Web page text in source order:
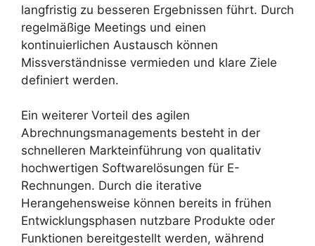
langfristig zu besseren Ergebnissen führt. Durch
regelmäßige Meetings und einen
kontinuierlichen Austausch können
Missverständnisse vermieden und klare Ziele
definiert werden.
Ein weiterer Vorteil des agilen
Abrechnungsmanagements besteht in der
schnelleren Markteinführung von qualitativ
hochwertigen Softwarelösungen für E-
Rechnungen. Durch die iterative
Herangehensweise können bereits in frühen
Entwicklungsphasen nutzbare Produkte oder
Funktionen bereitgestellt werden, während